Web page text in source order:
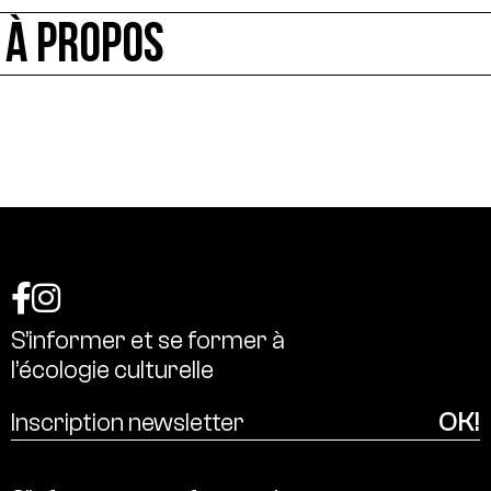
À PROPOS
S’informer et se former à
l’écologie culturelle